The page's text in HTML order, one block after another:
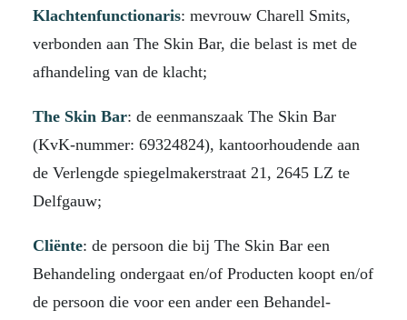
Klachtenfunctionaris: mevrouw Charell Smits,
verbonden aan The Skin Bar, die belast is met de
afhandeling van de klacht;
The Skin Bar: de eenmanszaak The Skin Bar
(KvK-nummer: 69324824), kantoorhoudende aan
de Verlengde spiegelmakerstraat 21, 2645 LZ te
Delfgauw;
Cliënte: de persoon die bij The Skin Bar een
Behandeling ondergaat en/of Producten koopt en/of
de persoon die voor een ander een Behandel-